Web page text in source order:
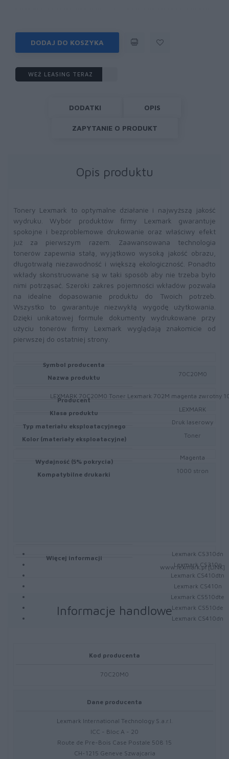
DODAJ DO KOSZYKA
WEŹ LEASING TERAZ
DODATKI OPIS
ZAPYTANIE O PRODUKT
Opis produktu
Tonery Lexmark to optymalne działanie i najwyższą jakość
wydruku. Wybór produktów firmy Lexmark gwarantuje
spokojne i bezproblemowe drukowanie oraz właściwy efekt
już za pierwszym razem. Zaawansowana technologia
tonerów zapewnia stałą, wyjątkowo wysoką jakość obrazu,
długotrwałą niezawodność i większą ekologiczność. Ponadto
wkłady skonstruowane są w taki sposób aby nie trzeba było
nimi potrząsać. Szeroki zakres pojemności wkładów pozwala
na idealne dopasowanie produktu do Twoich potrzeb.
Wszystko to gwarantuje niezwykłą wygodę użytkowania.
Dzięki unikatowej formule dokumenty wydrukowane przy
użyciu tonerów firmy Lexmark wyglądają znakomicie od
pierwszej do ostatniej strony.
Symbol producenta
70C20M0
Nazwa produktu
LEXMARK 70C20M0 Toner Lexmark 702M magenta zwrotny
Producent
LEXMARK
Klasa produktu
Druk laserowy
Typ materiału eksploatacyjnego
Toner
Kolor (materiały eksploatacyjne)
Magenta
Wydajność (5% pokrycia)
1000 stron
Kompatybilne drukarki
Lexmark CS310dn
Lexmark CS310n
Lexmark CS410dtn
Lexmark CS410n
Lexmark CS510dte
Lexmark CS510de
Lexmark CS410dn
Więcej informacji
www.lexmark.pl [LINK]
Informacje handlowe
Kod producenta
70C20M0
Dane producenta
Lexmark International Technology S.a.r.l.
ICC - Bloc A - 20
Route de Pre-Bois Case Postale 508 15
CH-1215 Geneve Szwajcaria